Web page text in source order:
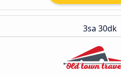
3sa 30dk